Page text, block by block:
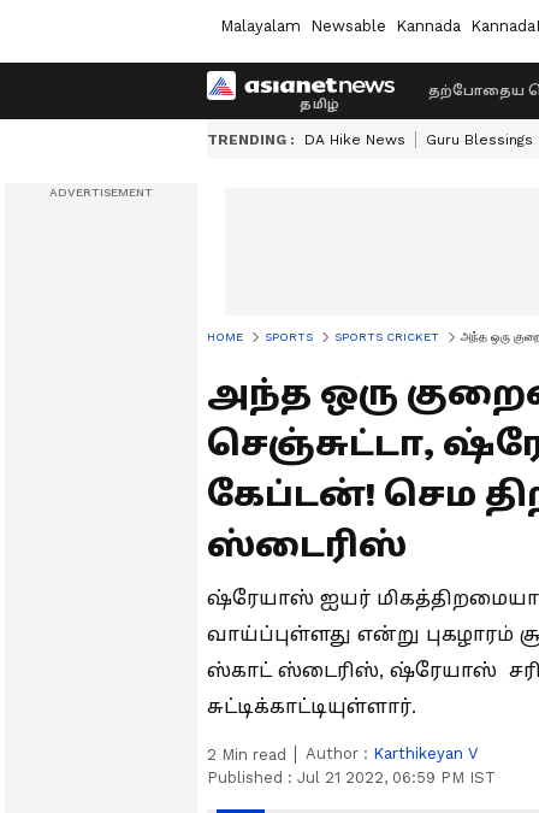
Malayalam Newsable Kannada
தற்போதைய
TRENDING : DA Hike News Guru Blessings
HOME SPORTS SPORTS CRICKET அந்த ஒரு
அந்த ஒரு
செஞ்சுட்டா,
கேப்டன்! செம
ஸ்டைரிஸ்
ஷ்ரேயாஸ் ஐயர்
வாய்ப்புள்ளது என்று புகழாரம்
ஸ்காட் ஸ்டைரிஸ், ஷ்ரேயாஸ்
சுட்டிக்காட்டியுள்ளார்.
2 Min read Author : Karthikeyan V
Published : Jul 21 2022, 06:59 PM IST